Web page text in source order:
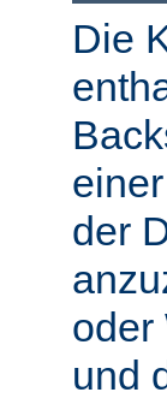
Die
der
oder
und